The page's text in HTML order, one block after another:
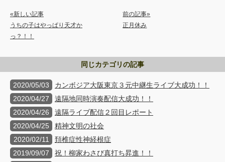
«新しい記事
うちの子はやっぱり天才か
っ？！！
前の記事»
正月休み
同じカテゴリの記事
2020/05/03
カンボジア大阪東京３元中継生ライブ大成功！！
2020/04/27
遠隔地同時演奏配信大成功！！
2020/04/26
遠隔ライブ配信２回目レポート
2020/04/25
精神文明の社会
2020/02/11
頚椎症性神経根症
2019/09/07
祝！柳家わさび真打ち昇進！！